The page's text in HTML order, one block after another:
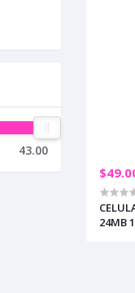
43.00
24MB